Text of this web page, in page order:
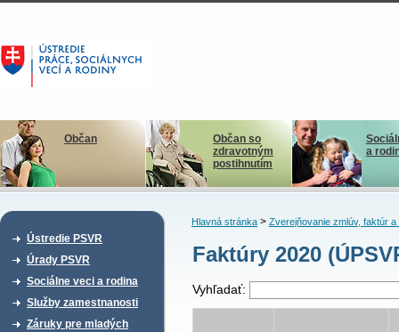
Občan
Občan so
zdravotným
postihnutím
a
Ústredie PSVR
Úrady PSVR
Sociálne veci a rodina
Služby zamestnanosti
Záruky pre mladých
Hlavná stránka> Zverejňovanie zmlúv, faktúr a
Faktúry 2020
Vyhľadať: